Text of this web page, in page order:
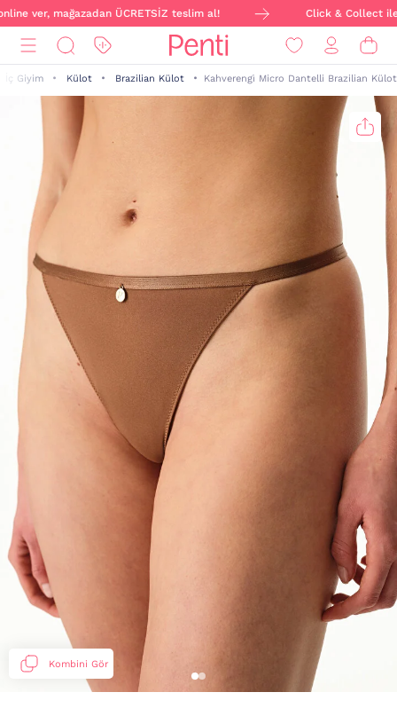
ver, mağazadan ÜCRETSİZ teslim al! Click & Collect ile
İç Giyim Külot Brazilian Külot Kahverengi̇ Micro Dantelli Brazilian Külot
Kombini Gör